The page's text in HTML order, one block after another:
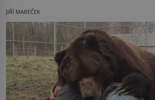
JIŘÍ MAREČEK